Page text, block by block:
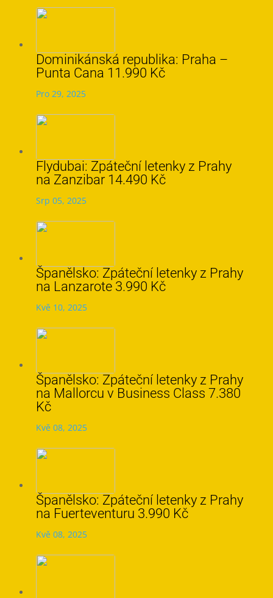
Dominikánská republika: Praha –
Punta Cana 11.990 Kč
Pro 29, 2025
Flydubai: Zpáteční letenky z Prahy
na Zanzibar 14.490 Kč
Srp 05, 2025
Španělsko: Zpáteční letenky z Prahy
na Lanzarote 3.990 Kč
Kvě 10, 2025
Španělsko: Zpáteční letenky z Prahy
na Mallorcu v Business Class 7.380
Kč
Kvě 08, 2025
Španělsko: Zpáteční letenky z Prahy
na Fuerteventuru 3.990 Kč
Kvě 08, 2025